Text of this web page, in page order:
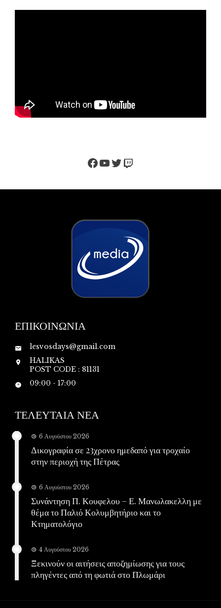
Facebook
YouTube
Twitter
Twitch
ΕΠΙΚΟΙΝΩΝΙΑ
lesvosdays@gmail.com
HALIKAS
POST CODE : 81131
09:00 - 17:00
ΤΕΛΕΥΤΑΙΑ ΝΕΑ
6 Αυγούστου 2026
Δικογραφία σε 23χρονο ημεδαπό για τροχαίο
στην περιοχή της Πέτρας
6 Αυγούστου 2026
Συνάντηση Π. Κουφελου – Ε. Μανωλακελλη με
θέμα το Παλιό Κολυμβητήριο και το
Κτηματολόγιο
4 Αυγούστου 2026
Ξεκινούν οι αιτήσεις αποζημίωσης για τους
πληγέντες από τη φωτιά στο Πλωμάρι